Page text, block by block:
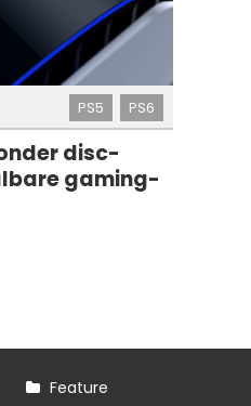
PS5 PS6
disc-
gaming-
Feature